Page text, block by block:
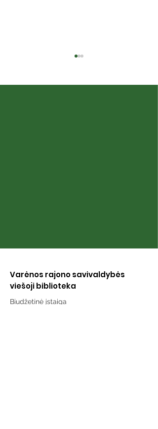
Varėnos rajono savivaldybės
viešoji biblioteka
Biudžetinė įstaiga